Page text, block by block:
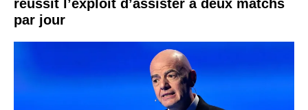
réussit l’exploit d’assister à deux matchs
par jour